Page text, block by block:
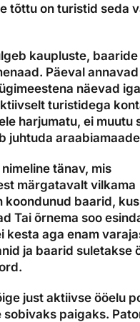
tõttu on turistid seda
kaupluste, baaride
Päeval
näevad
turistidega
harjumatu, ei
juhtuda
tänav, mis
märgatavalt vilkama
koondunud baarid,
Tai õrnema soo
kesta aga enam
ja baarid suletakse
just aktiivse ööelu
paigaks.